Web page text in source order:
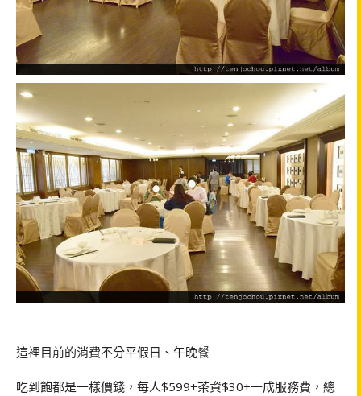
這裡目前的消費不分平假日、午晚餐
吃到飽都是一樣價錢，每人$599+茶資$30+一成服務費，總